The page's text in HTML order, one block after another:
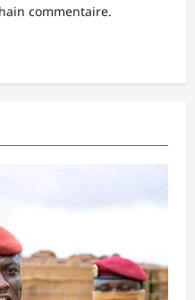
commentaire.